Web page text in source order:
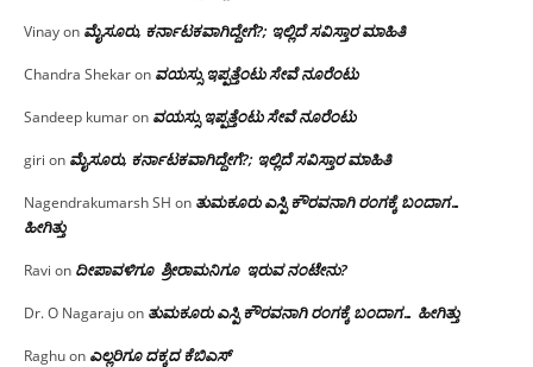
Vinayon ಮೈಸೂರು, ಕರ್ನಾಟಕವಾಗಿದ್ದೇಗೆ?; ಇಲ್ಲಿದೆ ಸವಿಸ್ತಾರ ಮಾಹಿತಿ
Chandra Shekaron ವಯಸ್ಸು ಇಪ್ಪತ್ತೆಂಟು ಸೇವೆ ನೂರೆಂಟು
Sandeep kumaron ವಯಸ್ಸು ಇಪ್ಪತ್ತೆಂಟು ಸೇವೆ ನೂರೆಂಟು
giri on ಮೈಸೂರು, ಕರ್ನಾಟಕವಾಗಿದ್ದೇಗೆ?; ಇಲ್ಲಿದೆ ಸವಿಸ್ತಾರ ಮಾಹಿತಿ
Nagendrakumarsh SH on ತುಮಕೂರು ಎಸ್ಪಿ ಕೌರವನಾಗಿ ರಂಗಕ್ಕೆ ಬಂದಾಗ…
ಹೀಗಿತ್ತು
Ravi on ದೀಪಾವಳಿಗೂ ಶ್ರೀರಾಮನಿಗೂ ಇರುವ ನಂಟೇನು?
Dr. O Nagarajuon ತುಮಕೂರು ಎಸ್ಪಿ ಕೌರವನಾಗಿ ರಂಗಕ್ಕೆ ಬಂದಾಗ… ಹೀಗಿತ್ತು
Raghuon ಎಲ್ಲರಿಗೂ ದಕ್ಕದ ಕೆಬಿಎಸ್